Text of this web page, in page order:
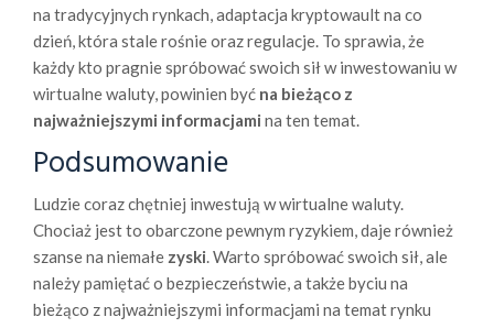
na tradycyjnych rynkach, adaptacja kryptowault na co
dzień, która stale rośnie oraz regulacje. To sprawia, że
każdy kto pragnie spróbować swoich sił w inwestowaniu w
wirtualne waluty, powinien być na bieżąco z
najważniejszymi informacjami na ten temat.
Podsumowanie
Ludzie coraz chętniej inwestują w wirtualne waluty.
Chociaż jest to obarczone pewnym ryzykiem, daje również
szanse na niemałe zyski. Warto spróbować swoich sił, ale
należy pamiętać o bezpieczeństwie, a także byciu na
bieżąco z najważniejszymi informacjami na temat rynku